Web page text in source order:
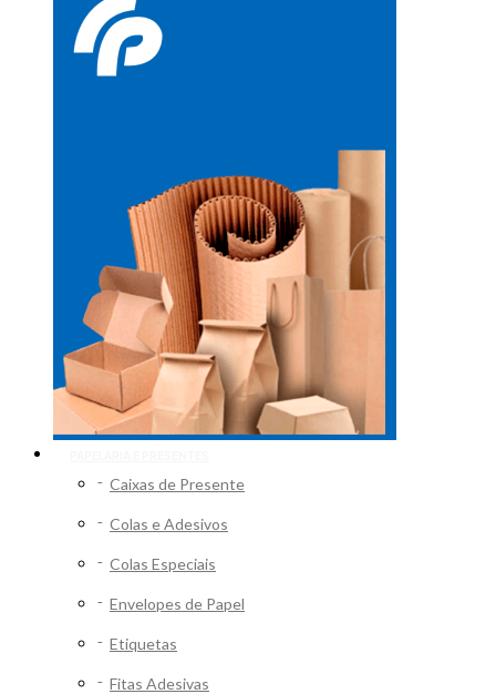
Caixas de Presente
Colas e Adesivos
Colas Especiais
Envelopes de Papel
Etiquetas
Fitas Adesivas